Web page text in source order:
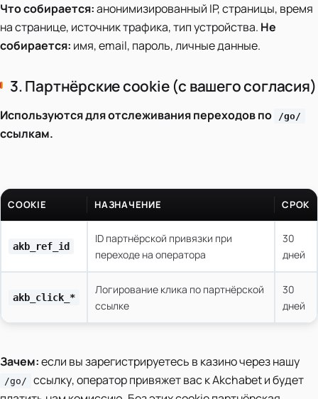
Что собирается:анонимизированный IP, страницы, время
на странице, источник трафика, тип устройства. Не
собирается: имя, email, пароль, личные данные.
3. Партнёрские cookie (с вашего согласия)
Используются для отслеживания переходов по /go/
ссылкам.
COOKIE НАЗНАЧЕНИЕ СРОК
akb_ref_id
ID партнёрской привязки при
переходе на оператора
30
дней
akb_click_*
Логирование клика по партнёрской
ссылке
30
дней
Зачем:если вы зарегистрируетесь в казино через нашу
/go/
ссылку, оператор привяжет вас к Akchabet и будет